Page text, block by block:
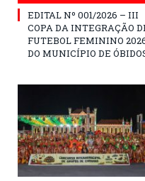
EDITAL Nº 001/2026 – III
COPA DA INTEGRAÇÃO
FUTEBOL FEMININO
DO MUNICÍPIO DE